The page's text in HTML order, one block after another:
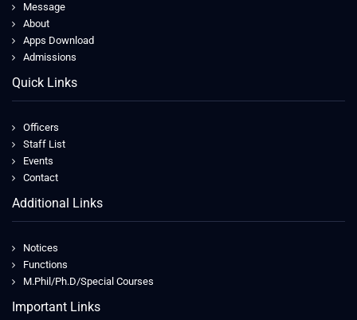
Message
About
Apps Download
Admissions
Quick Links
Officers
Staff List
Events
Contact
Additional Links
Notices
Functions
M.Phil/Ph.D/Special Courses
Important Links